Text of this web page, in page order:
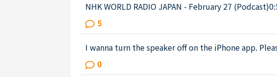
NHK WORLD RADIO JAPAN - February 27 (Podcast)0:54～1:49The Japanese government is
studying additional measures to prop up the tourist
hard by the spread of a ne...
5
I wanna turn the speaker off on the iPhone app.
on the app.Very loud voice of tutors is coming from
earing voice of us...
0